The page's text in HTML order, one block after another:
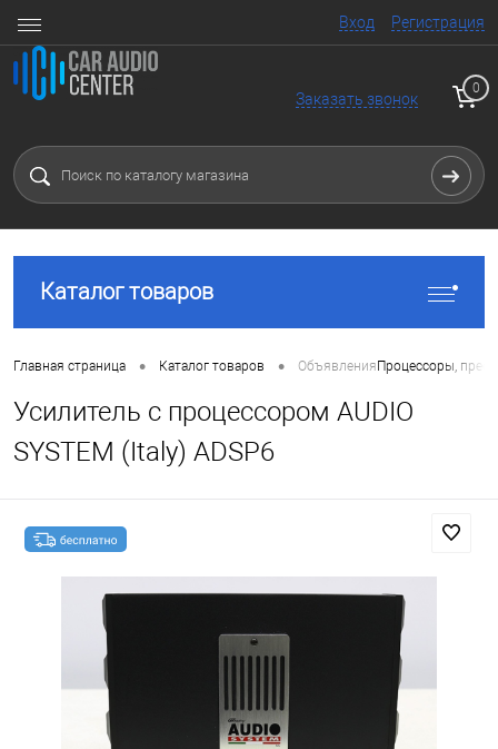
Вход Регистрация
Заказать звонок
0
Каталог товаров
Главная страница • Каталог товаров • ОбъявленияПроцессоры,
Усилитель с процессором AUDIO
SYSTEM (Italy) ADSP6